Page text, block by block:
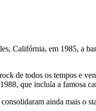
Califórnia, em 1985, a
de todos os tempos e
que incluía a famosa
ainda mais o